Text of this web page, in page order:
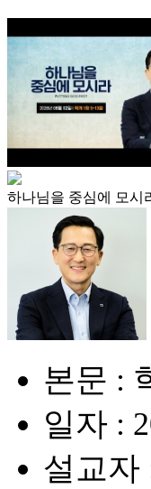
하나님을 중심에 모시
본문 :
일자 :
설교자